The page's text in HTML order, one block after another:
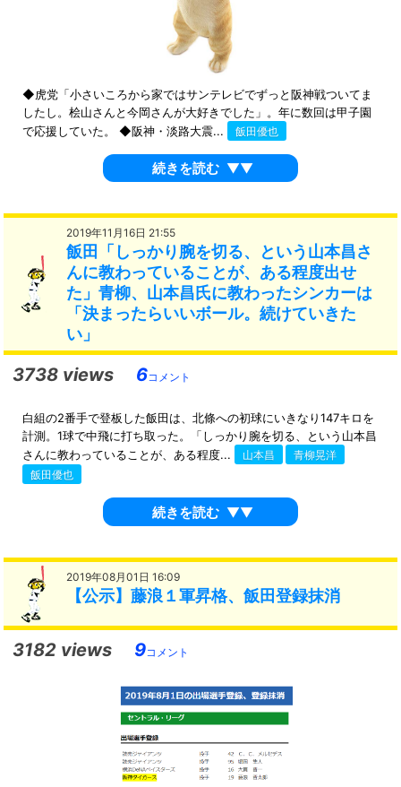
◆虎党「小さいころから家ではサンテレビでずっと阪神戦ついてま
したし。桧山さんと今岡さんが大好きでした」。年に数回は甲子園
で応援していた。 ◆阪神・淡路大震...
飯田優也
続きを読む ▼▼
2019年11月16日 21:55
飯田「しっかり腕を切る、という山本昌さ
んに教わっていることが、ある程度出せ
た」青柳、山本昌氏に教わったシンカーは
「決まったらいいボール。続けていきた
い」
3738 views 6コメント
白組の2番手で登板した飯田は、北條への初球にいきなり147キロを
計測。1球で中飛に打ち取った。「しっかり腕を切る、という山本昌
さんに教わっていることが、ある程度...
山本昌
青柳晃洋
飯田優也
続きを読む ▼▼
2019年08月01日 16:09
【公示】藤浪１軍昇格、飯田登録抹消
3182 views 9コメント